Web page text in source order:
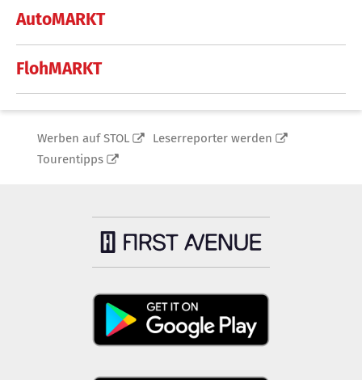
AutoMARKT
FlohMARKT
Werben auf STOL
Leserreporter werden
Tourentipps